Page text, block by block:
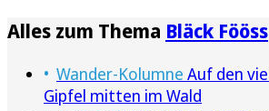
Alles zum Thema Bläck Fööss
Wander-Kolumne Auf den
Gipfel mitten im Wald